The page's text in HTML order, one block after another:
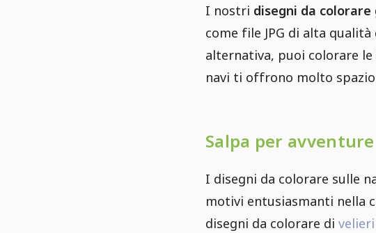
I nostri disegni da
come file JPG di alta
alternativa, puoi colorare
navi ti offrono molto
Salpa per
I disegni da colorare sulle
motivi entusiasmanti nella
disegni da colorare di velieri